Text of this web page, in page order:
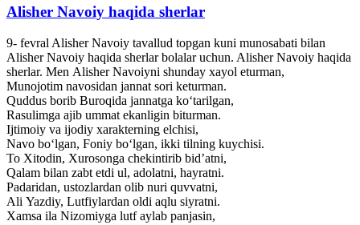
Alisher Navoiy haqida sherlar
9- fevral Alisher Navoiy tavallud topgan kuni munosabati bilan
Alisher Navoiy haqida sherlar bolalar uchun. Alisher Navoiy haqida
sherlar. Men Alisher Navoiyni shunday xayol eturman,
Munojotim navosidan jannat sori keturman.
Quddus borib Buroqida jannatga ko‘tarilgan,
Rasulimga ajib ummat ekanligin biturman.
Ijtimoiy va ijodiy xarakterning elchisi,
Navo bo‘lgan, Foniy bo‘lgan, ikki tilning kuychisi.
To Xitodin, Xurosonga chekintirib bid’atni,
Qalam bilan zabt etdi ul, adolatni, hayratni.
Padaridan, ustozlardan olib nuri quvvatni,
Ali Yazdiy, Lutfiylardan oldi aqlu siyratni.
Xamsa ila Nizomiyga lutf aylab panjasin,